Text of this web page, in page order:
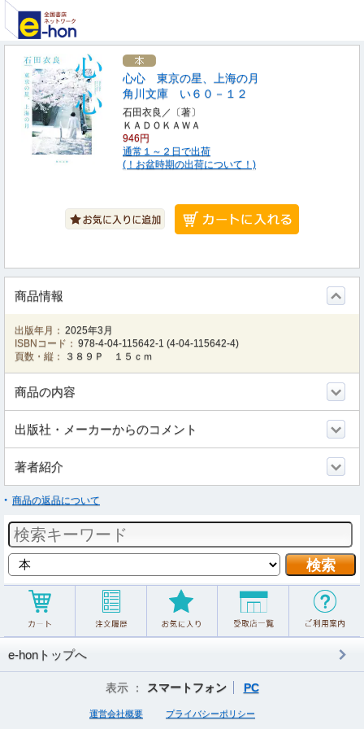
心心 東京の星、上海の月
角川文庫 い６０－１２
石田衣良／〔著〕
ＫＡＤＯＫＡＷＡ
946円
通常１～２日で出荷
(！お盆時期の出荷について！)
商品情報
出版年月： 2025年3月
ISBNコード： 978-4-04-115642-1 (4-04-115642-4)
頁数・縦：
３８９Ｐ １５ｃｍ
商品の内容
出版社・メーカーからのコメント
著者紹介
商品の返品について
e-honトップへ
表示 ： スマートフォン PC
運営会社概要 プライバシーポリシー